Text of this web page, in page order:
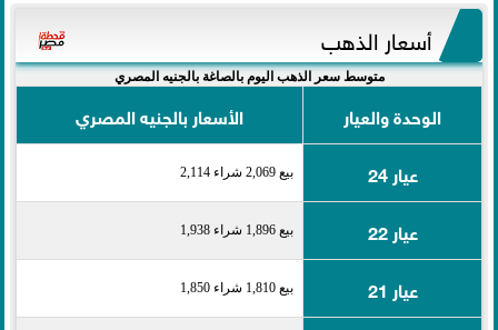
أسعار الذهب
متوسط سعر الذهب اليوم بالصاغة بالجنيه المصري
الوحدة والعيار
الأسعار بالجنيه المصري
عيار 24
بيع 2,069 شراء 2,114
عيار 22 بيع 1,896 شراء 1,938
عيار 21 بيع 1,810 شراء 1,850